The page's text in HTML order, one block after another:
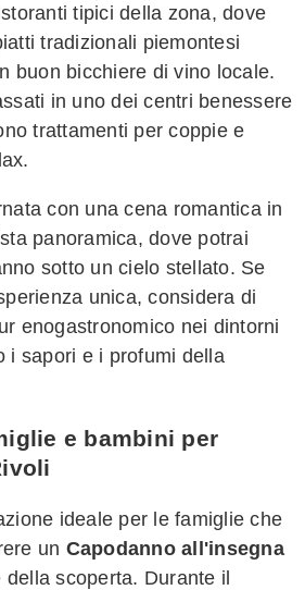
tipici della zona, dove
tradizionali piemontesi
buon bicchiere di vino locale.
in uno dei centri benessere
trattamenti per coppie e
con una cena romantica in
panoramica, dove potrai
sotto un cielo stellato. Se
unica, considera di
enogastronomico nei dintorni
i sapori e i profumi della
e bambini per
ideale per le famiglie che
un Capodanno all'insegna
della scoperta. Durante il